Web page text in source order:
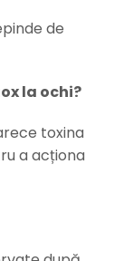
de
la ochi?
toxina
a acționa